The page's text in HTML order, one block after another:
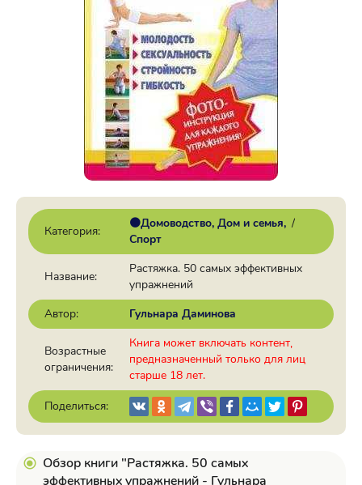
Категория:
🟠Домоводство, Дом и семья /
Спорт
Название:
Растяжка. 50 самых эффективных
упражнений
Автор:
Гульнара Даминова
Возрастные
ограничения:
Книга может включать контент,
предназначенный только для лиц
старше 18 лет.
Поделиться:
Обзор книги "Растяжка. 50 самых
эффективных упражнений - Гульнара